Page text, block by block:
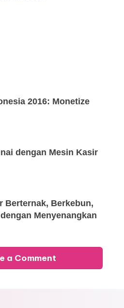
2016: Monetize
dengan Mesin Kasir
Berternak, Berkebun,
Menyenangkan
a Comment